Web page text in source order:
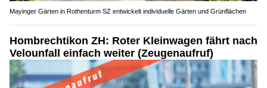
Mayinger Gärten in Rothenturm SZ entwickelt individuelle Gärten und Grünflächen
Hombrechtikon ZH: Roter Kleinwagen fährt nach
Velounfall einfach weiter (Zeugenaufruf)